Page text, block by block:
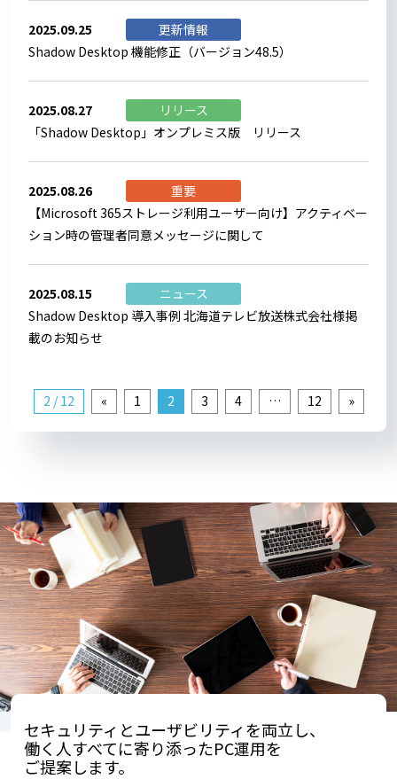
2025.09.25
更新情報
Shadow Desktop 機能修正（バージョン48.5）
2025.08.27
リリース
「Shadow Desktop」オンプレミス版 リリース
2025.08.26
重要
【Microsoft 365ストレージ利用ユーザー向け】アクティベー
ション時の管理者同意メッセージに関して
2025.08.15
ニュース
Shadow Desktop 導入事例 北海道テレビ放送株式会社様掲
載のお知らせ
2 / 12 « 1 2 3 4 … 12 »
セキュリティとユーザビリティを両立し、
働く人すべてに寄り添ったPC運用を
ご提案します。